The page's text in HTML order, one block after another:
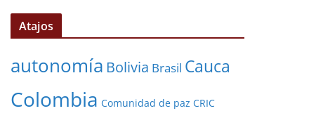
Atajos
autonomía Bolivia Brasil Cauca
Colombia Comunidad de paz CRIC